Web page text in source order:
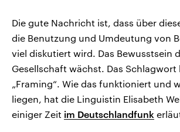
Die gute Nachricht ist, dass über
die Benutzung und Umdeutung von
viel diskutiert wird. Das Bewusstsein
Gesellschaft wächst. Das Schlagwort
„Framing“. Wie das funktioniert und
liegen, hat die Linguistin Elisabeth
einiger Zeit im Deutschlandfunk